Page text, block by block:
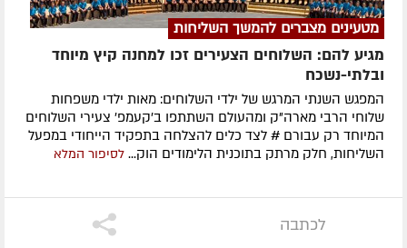
מטעינים מצברים להמשך השליחות
מגיע להם: השלוחים הצעירים זכו למחנה קיץ מיוחד
ובלתי-נשכח
המפגש השנתי המרגש של ילדי השלוחים: מאות ילדי משפחות
שלוחי הרבי מארה"ק ומהעולם השתתפו ב'קעמפ' צעירי השלוחים
המיוחד רק עבורם # לצד כלים להצלחה בתפקיד הייחודי במפעל
השליחות, חלק מרתק בתוכנית הלימודים הוק... לסיפור המלא
לכתבה